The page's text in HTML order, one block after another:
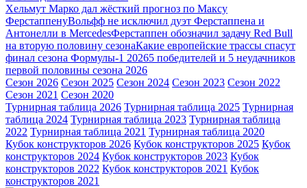
Хельмут Марко дал жёсткий прогноз по Максу
ФерстаппенуВольфф не исключил дуэт Ферстаппена и
Антонелли в MercedesФерстаппен обозначил задачу Red Bull
на вторую половину сезонаКакие европейские трассы спасут
финал сезона Формулы-1 20265 победителей и 5 неудачников
первой половины сезона 2026
Сезон 2026 Сезон 2025 Сезон 2024 Сезон 2023 Сезон 2022
Сезон 2021 Сезон 2020
Турнирная таблица 2026 Турнирная таблица 2025 Турнирная
таблица 2024 Турнирная таблица 2023 Турнирная таблица
2022 Турнирная таблица 2021 Турнирная таблица 2020
Кубок конструкторов 2026 Кубок конструкторов 2025 Кубок
конструкторов 2024 Кубок конструкторов 2023 Кубок
конструкторов 2022 Кубок конструкторов 2021 Кубок
конструкторов 2021